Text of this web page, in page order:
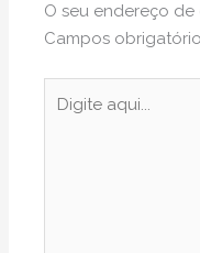
O seu endereço
Campos
aqui...